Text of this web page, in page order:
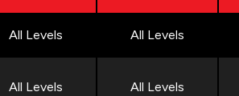
All Levels All Levels
All Levels All Levels